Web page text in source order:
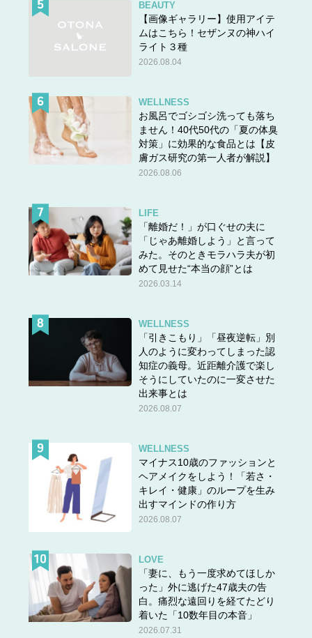
BEAUTY
【画像ギャラリー】使用アイテ
ムはこちら！セザンヌの神ハイ
ライト３種
2026.08.04
WELLNESS
お風呂でゴシゴシ洗っても落ち
ません！40代50代の「夏の体臭
対策」に効果的な食品とは【皮
膚ガス研究の第一人者が解説】
2026.08.06
LIFE
「離婚だ！」が口ぐせの夫に
「じゃあ離婚しよう」と言って
みた。そのときモラハラ夫が初
めて見せた“本当の顔”とは
2026.03.14
WELLNESS
「引きこもり」「昼夜逆転」別
人のように変わってしまった認
知症の義母。近距離介護で楽し
そうにしていたのに一変させた
出来事とは
2026.08.07
WELLNESS
マイナス10歳のファッションと
ヘアメイクをしよう！「若さ・
キレイ・健康」のループを生み
出すマインドの作り方
2026.08.07
LOVE
「妻に、もう一度求めてほしか
った」外に逃げた47歳夫の告
白。痛烈な遠回りを経てたどり
着いた「10数年目の本音」
2026.07.31